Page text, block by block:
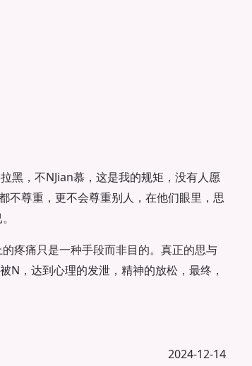
黑，不NJian慕，这是我的规矩，没有人愿
不尊重，更不会尊重别人，在他们眼里，思
疼痛只是一种手段而非目的。真正的思与
N，达到心理的发泄，精神的放松，最终，
2024-12-14